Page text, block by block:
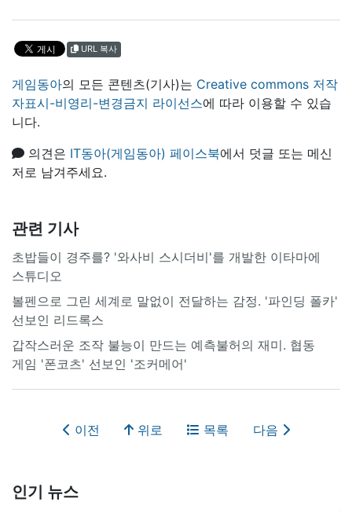
URL 복사
게임동아의 모든 콘텐츠(기사)는 Creative commons 저작
자표시-비영리-변경금지 라이선스에 따라 이용할 수 있습
니다.
의견은 IT동아(게임동아) 페이스북에서 덧글 또는 메신
저로 남겨주세요.
관련 기사
초밥들이 경주를? '와사비 스시더비'를 개발한 이타마에
스튜디오
볼펜으로 그린 세계로 말없이 전달하는 감정. '파인딩 폴카'
선보인 리드록스
갑작스러운 조작 불능이 만드는 예측불허의 재미. 협동
게임 '폰코츠' 선보인 '조커메어'
이전 위로 목록 다음
인기 뉴스